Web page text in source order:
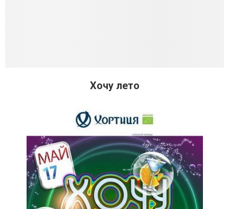
Хочу лето